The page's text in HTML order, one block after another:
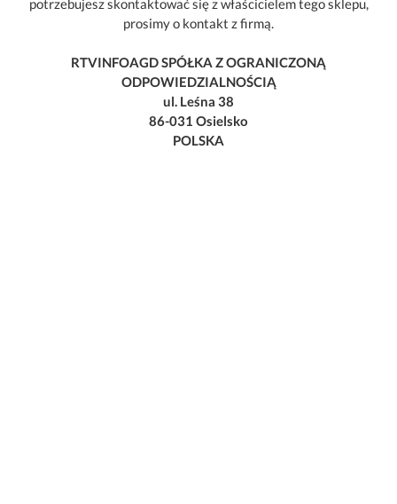
potrzebujesz skontaktować się z właścicielem tego sklepu,
prosimy o kontakt z firmą.
RTVINFOAGD SPÓŁKA Z OGRANICZONĄ
ODPOWIEDZIALNOŚCIĄ
ul. Leśna 38
86-031 Osielsko
POLSKA